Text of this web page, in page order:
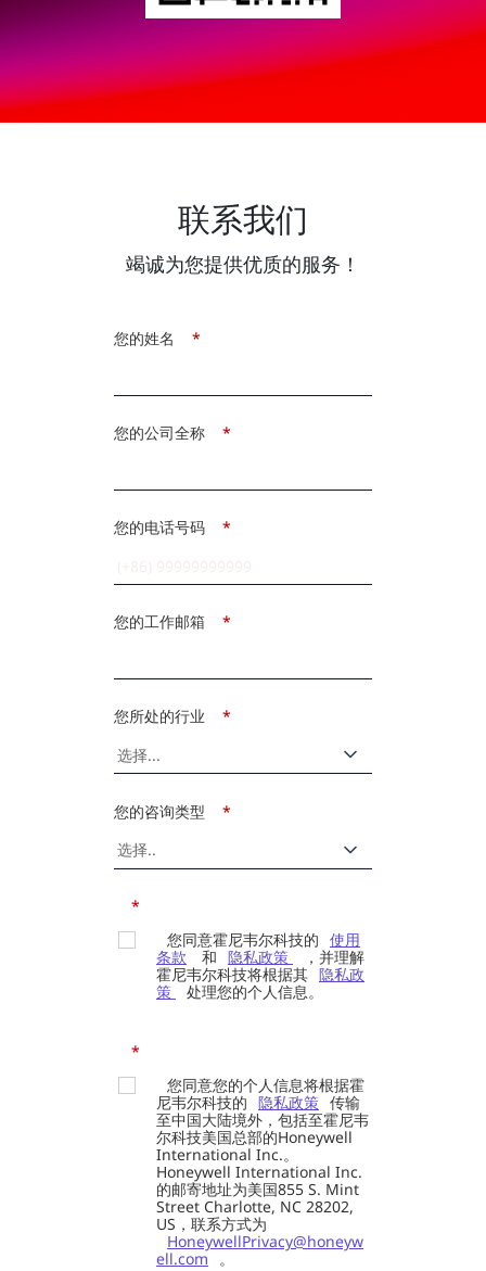
联系我们
竭诚为您提供优质的服务！
*
您的姓名
*
您的公司全称
*
您的电话号码
*
您的工作邮箱
*
您所处的行业
*
您的咨询类型
*
您同意霍尼韦尔科技的 使用
条款
和 隐私政策
，并理解
霍尼韦尔科技将根据其 隐私政
策
处理您的个人信息。
*
您同意您的个人信息将根据霍
尼韦尔科技的 隐私政策 传输
至中国大陆境外，包括至霍尼韦
尔科技美国总部的Honeywell
International Inc.。
Honeywell International Inc.
的邮寄地址为美国855 S. Mint
Street Charlotte, NC 28202,
US，联系方式为
HoneywellPrivacy@honeyw
ell.com
。